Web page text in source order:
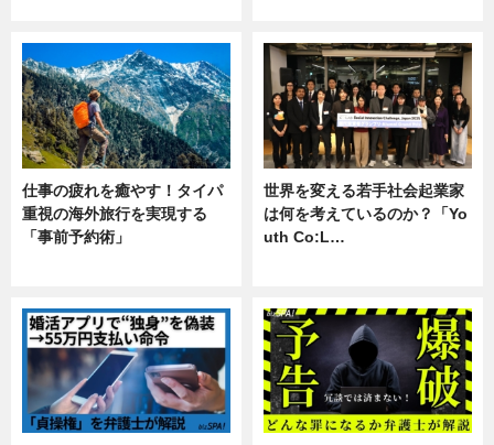
仕事の疲れを癒やす！タイパ
重視の海外旅行を実現する
「事前予約術」
世界を変える若手社会起業家
は何を考えているのか？「Yo
uth Co:L…